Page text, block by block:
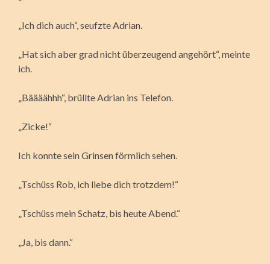
„Ich dich auch“, seufzte Adrian.
„Hat sich aber grad nicht überzeugend angehört“, meinte
ich.
„Bäääähhh“, brüllte Adrian ins Telefon.
„Zicke!“
Ich konnte sein Grinsen förmlich sehen.
„Tschüss Rob, ich liebe dich trotzdem!“
„Tschüss mein Schatz, bis heute Abend.“
„Ja, bis dann.“